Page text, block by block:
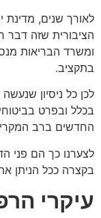
לאורך שנים,
הציבורית שזה
ומשרד הבריאות
בתקציב.
לכן כל ניסיון
בכלל ובפרט
החדשים ברב
לצערנו כך הם פני
בקצרה ככל הניתן
עיקרי